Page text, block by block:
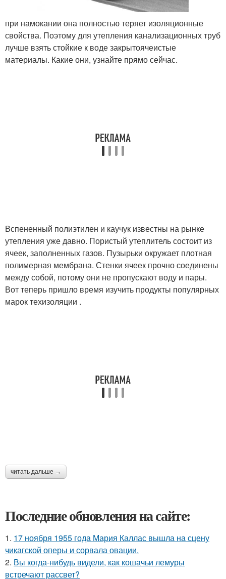
при намокании она полностью теряет изоляционные
свойства. Поэтому для утепления канализационных труб
лучше взять стойкие к воде закрытоячеистые
материалы. Какие они, узнайте прямо сейчас.
Вспененный полиэтилен и каучук известны на рынке
утепления уже давно. Пористый утеплитель состоит из
ячеек, заполненных газов. Пузырьки окружает плотная
полимерная мембрана. Стенки ячеек прочно соединены
между собой, потому они не пропускают воду и пары.
Вот теперь пришло время изучить продукты популярных
марок техизоляции .
читать дальше →
Последние обновления на сайте:
1. 17 ноября 1955 года Мария Каллас вышла на сцену
чикагской оперы и сорвала овации.
2. Вы когда-нибудь видели, как кошачьи лемуры
встречают рассвет?